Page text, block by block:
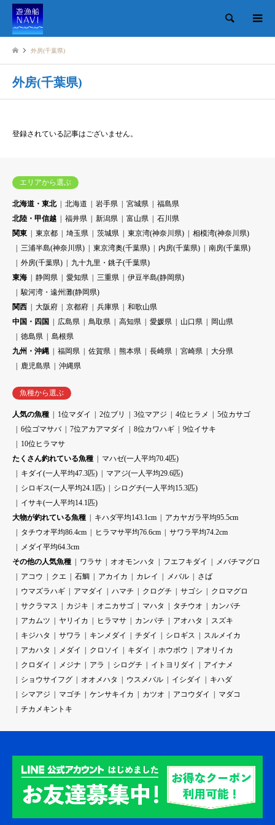
検索
外房(千葉県)
外房(千葉県)
登録されている記事はございません。
エリアから選ぶ
北海道・東北 北海道 岩手県 宮城県
福島県
北陸・甲信越
福井県 新潟県 富山県
石川県
関東
東京都 埼玉県 茨城県 東京湾(神奈川県)
相模湾(神奈川県)
三浦半島(神奈川県)
東京湾奥(千葉県) 内房(千葉県)
南房(千葉県)
外房(千葉県)
九十九里・銚子(千葉県)
東海
静岡県 愛知県 三重県
伊豆半島(静岡県)
駿河湾・遠州灘(静岡県)
関西
大阪府 京都府 兵庫県
和歌山県
中国・四国
広島県 鳥取県 高知県 愛媛県 山口県
岡山県
徳島県
島根県
九州・沖縄
福岡県 佐賀県 熊本県 長崎県 宮崎県
大分県
鹿児島県
沖縄県
魚種から選ぶ
人気の魚種 1位マダイ 2位ブリ 3位マアジ 4位ヒラメ
5位カサゴ
6位ゴマサバ
7位アカアマダイ 8位カワハギ
9位イサキ
10位ヒラマサ
たくさん釣れている魚種
マハゼ(一人平均70.4匹)
キダイ(一人平均47.3匹)
マアジ(一人平均29.6匹)
シロギス(一人平均24.1匹)
シログチ(一人平均15.3匹)
イサキ(一人平均14.1匹)
大物が釣れている魚種
キハダ平均143.1cm
アカヤガラ平均95.5cm
タチウオ平均86.4cm
ヒラマサ平均76.6cm
サワラ平均74.2cm
メダイ平均64.3cm
その他の人気魚種
ワラサ オオモンハタ フエフキダイ
メバチマグロ
アコウ
クエ 石鯛 アカイカ カレイ メバル
さば
ウマズラハギ
アマダイ ハマチ クログチ サゴシ
クロマグロ
サクラマス
カジキ オニカサゴ マハタ タチウオ
カンパチ
アカムツ
ヤリイカ ヒラマサ カンパチ アオハタ
スズキ
キジハタ
サワラ キンメダイ チダイ シロギス
スルメイカ
アカハタ
メダイ クロソイ キダイ ホウボウ
アオリイカ
クロダイ
メジナ アラ シログチ イトヨリダイ
アイナメ
ショウサイフグ
オオメハタ ウスメバル イシダイ
キハダ
シマアジ
マゴチ ケンサキイカ カツオ アコウダイ
マダコ
チカメキントキ